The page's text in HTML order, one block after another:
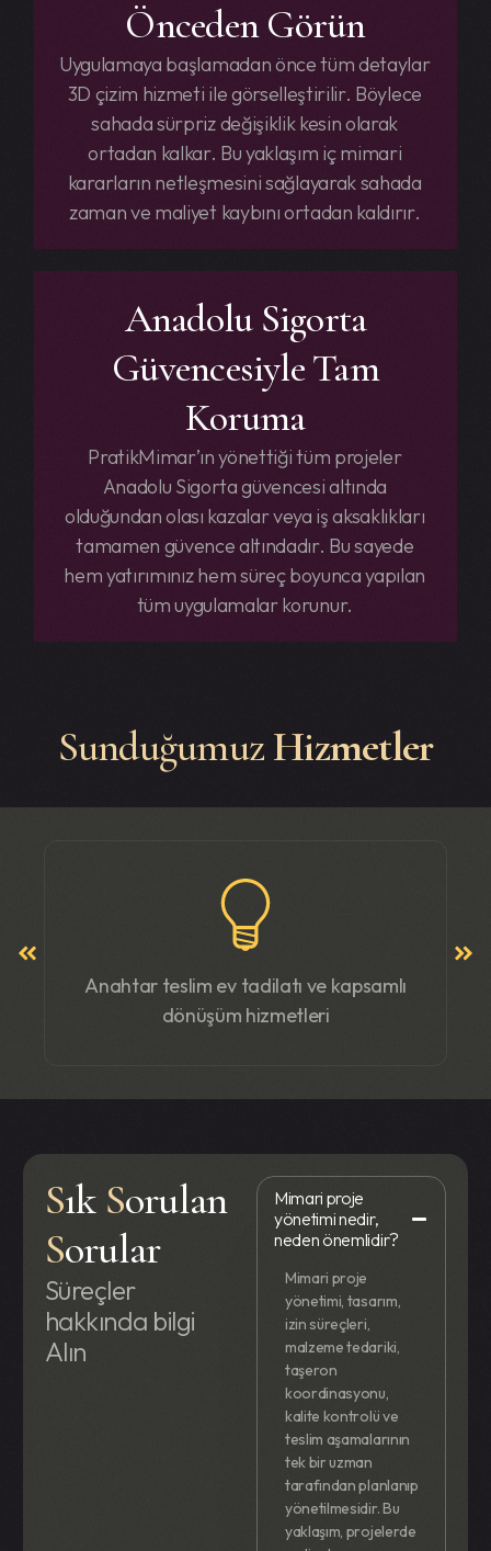
Önceden Görün
Uygulamaya başlamadan önce tüm detaylar
3D çizim hizmeti ile görselleştirilir. Böylece
sahada sürpriz değişiklik kesin olarak
ortadan kalkar. Bu yaklaşım iç mimari
kararların netleşmesini sağlayarak sahada
zaman ve maliyet kaybını ortadan kaldırır.
Anadolu Sigorta
Güvencesiyle Tam
Koruma
PratikMimar’ın yönettiği tüm projeler
Anadolu Sigorta güvencesi altında
olduğundan olası kazalar veya iş aksaklıkları
tamamen güvence altındadır. Bu sayede
hem yatırımınız hem süreç boyunca yapılan
tüm uygulamalar korunur.
SunduğumuzHizmetler
Anahtar teslim ev tadilatı ve kapsamlı
dönüşüm hizmetleri
Sık Sorulan
Sorular
Süreçler
hakkında bilgi
Alın
Mimari proje
yönetimi nedir,
neden önemlidir?
Mimari proje
yönetimi, tasarım,
izin süreçleri,
malzeme tedariki,
taşeron
koordinasyonu,
kalite kontrolü ve
teslim aşamalarının
tek bir uzman
tarafından planlanıp
yönetilmesidir. Bu
yaklaşım, projelerde